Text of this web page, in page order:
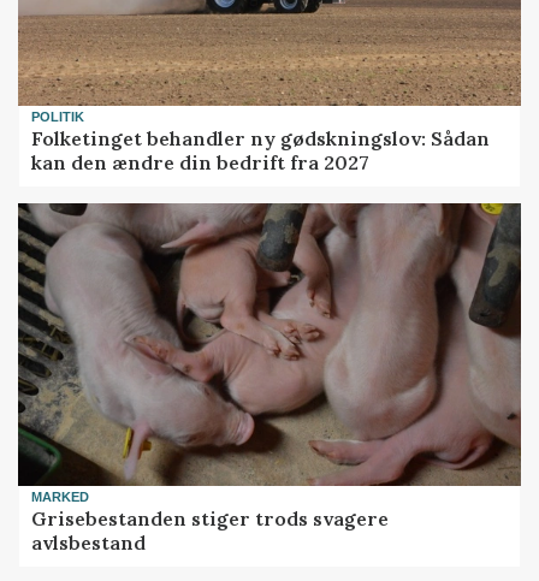
POLITIK
Folketinget behandler ny gødskningslov: Sådan
kan den ændre din bedrift fra 2027
MARKED
Grisebestanden stiger trods svagere
avlsbestand